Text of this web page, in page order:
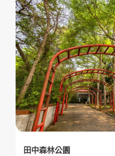
田中森林公園